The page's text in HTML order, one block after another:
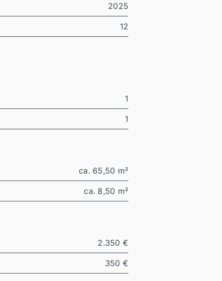
2025
12
1
1
ca. 65,50 m²
ca. 8,50 m²
2.350 €
350 €